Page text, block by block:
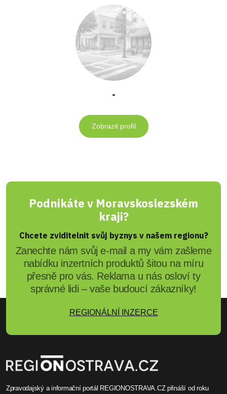
-
Zobrazit profil
Podnikáte v Moravskoslezském
kraji?
Chcete zviditelnit svůj byznys v našem regionu?
Zanechte nám svůj e-mail a my vám zašleme
nabídku inzertních produktů šitou na míru
přesně pro vás. Reklama u nás osloví ty
správné lidi – vaše budoucí zákazníky!
REGIONÁLNÍ INZERCE
Zpravodajský a informační portál REGIONOSTRAVA.CZ přináší od roku